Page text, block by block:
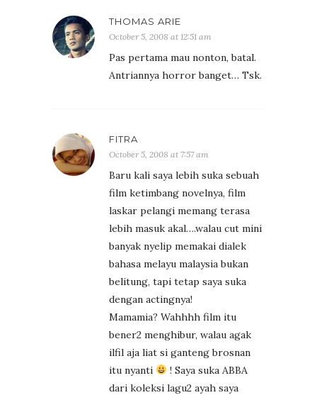
THOMAS ARIE
October 5, 2008 at 12:51 am
Pas pertama mau nonton, batal.
Antriannya horror banget… Tsk.
FITRA
October 5, 2008 at 7:57 am
Baru kali saya lebih suka sebuah
film ketimbang novelnya, film
laskar pelangi memang terasa
lebih masuk akal….walau cut mini
banyak nyelip memakai dialek
bahasa melayu malaysia bukan
belitung, tapi tetap saya suka
dengan actingnya!
Mamamia? Wahhhh film itu
bener2 menghibur, walau agak
ilfil aja liat si ganteng brosnan
itu nyanti
! Saya suka ABBA
dari koleksi lagu2 ayah saya